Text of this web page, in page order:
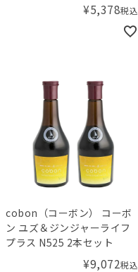
¥5,378税込
cobon（コーボン） コーボ
ン ユズ＆ジンジャーライフ
プラス N525 2本セット
¥9,072税込